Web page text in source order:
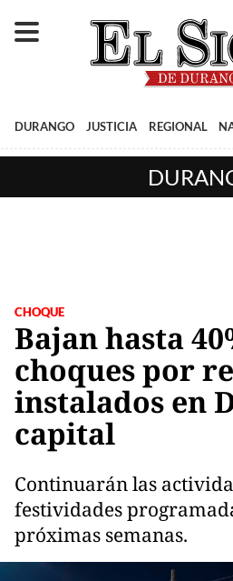
DURANGO JUSTICIA REGIONAL
CHOQUE
Bajan hasta
choques por
instalados en
capital
Continuarán las
festividades
próximas semanas.